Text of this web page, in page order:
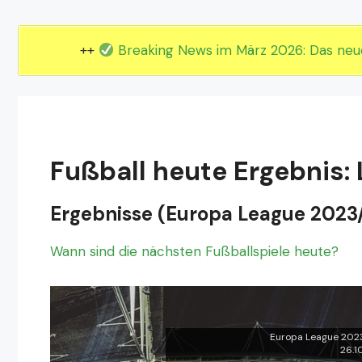
++ Breaking News im März 2026: Das
Fußball heute Ergebnis:
Ergebnisse (Europa League
Wann sind die nächsten Fußballspiele heute?
Europa League